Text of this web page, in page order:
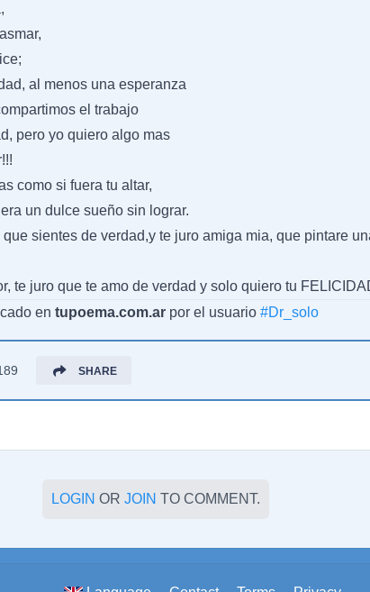
al menos una esperanza
el trabajo
pero yo quiero algo mas
como si fuera tu altar,
un dulce sueño sin lograr.
sientes de verdad,y te juro amiga mia, que pintare
te juro que te amo de verdad y solo quiero tu
en tupoema.com.ar por el usuario #Dr_solo
SHARE
LOGIN OR JOIN TO COMMENT.